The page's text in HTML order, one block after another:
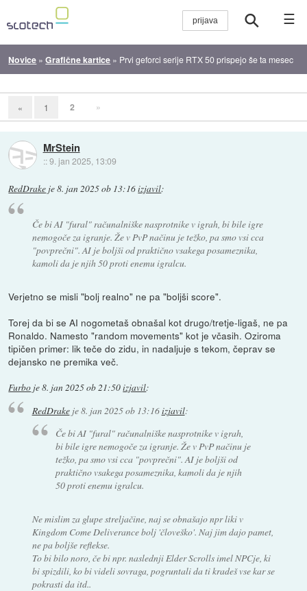
☰
Novice »Grafične kartice » Prvi geforci serije RTX 50 prispejo še ta mesec
« 1 2 »
MrStein
::9. jan 2025, 13:09
RedDrake je8. jan 2025 ob 13:16izjavil:
Če bi AI "fural" računalniške nasprotnike v igrah, bi bile igre
nemogoče za igranje. Že v PvP načinu je težko, pa smo vsi cca
"povprečni". AI je boljši od praktično vsakega posameznika,
kamoli da je njih 50 proti enemu igralcu.
Verjetno se misli "bolj realno" ne pa "boljši score".
Torej da bi se AI nogometaš obnašal kot drugo/tretje-ligaš, ne pa
Ronaldo. Namesto "random movements" kot je včasih. Oziroma
tipičen primer: lik teče do zidu, in nadaljuje s tekom, čeprav se
dejansko ne premika več.
Furbo je8. jan 2025 ob 21:50izjavil:
RedDrakeje8. jan 2025 ob 13:16izjavil:
Če bi AI "fural" računalniške nasprotnike v igrah,
bi bile igre nemogoče za igranje. Že v PvP načinu je
težko, pa smo vsi cca "povprečni". AI je boljši od
praktično vsakega posameznika, kamoli da je njih
50 proti enemu igralcu.
Ne mislim za glupe streljačine, naj se obnašajo npr liki v
Kingdom Come Deliverance bolj 'človeško'. Naj jim dajo pamet,
ne pa boljše reflekse.
To bi bilo noro, če bi npr. naslednji Elder Scrolls imel NPCje, ki
bi spizdili, ko bi videli sovraga, pogruntali da ti kradeš vse kar se
pokrasti da itd..